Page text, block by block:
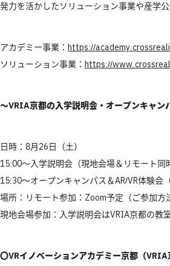
発力を活かしたソリューション事業や産学
アカデミー事業： https://
ソリューション事業： https://
～VRIA京都の入学説明会・オープンキャン
日時：8月26日（土）
15:00～入学説明会（現地会場＆リモート同
15:30～オープンキャンパス＆AR/VR体験会
場所：リモート参加：Zoom予定（ご参加方
現地会場参加：入学説明会はVRIA京都の教
〇VRイノベーションアカデミー京都（VRIA